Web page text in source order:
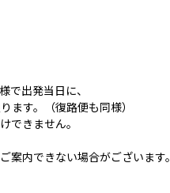
で出発当日に、
す。（復路便も同様）
できません。
案内できない場合がございます。